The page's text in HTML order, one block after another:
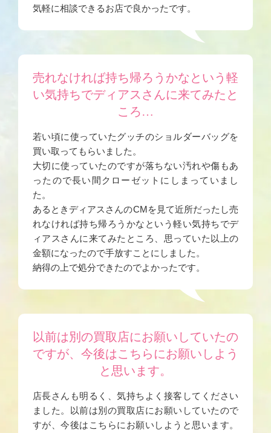
気軽に相談できるお店で良かったです。
売れなければ持ち帰ろうかなという軽
い気持ちでディアスさんに来てみたと
ころ…
若い頃に使っていたグッチのショルダーバッグを
買い取ってもらいました。
大切に使っていたのですが落ちない汚れや傷もあ
ったので長い間クローゼットにしまっていまし
た。
あるときディアスさんのCMを見て近所だったし売
れなければ持ち帰ろうかなという軽い気持ちでデ
ィアスさんに来てみたところ、思っていた以上の
金額になったので手放すことにしました。
納得の上で処分できたのでよかったです。
以前は別の買取店にお願いしていたの
ですが、今後はこちらにお願いしよう
と思います。
店長さんも明るく、気持ちよく接客してください
ました。以前は別の買取店にお願いしていたので
すが、今後はこちらにお願いしようと思います。